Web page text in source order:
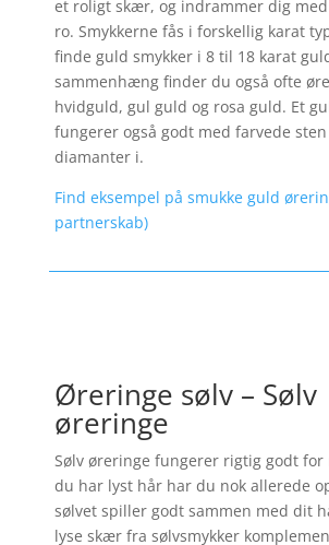
et roligt skær, og indrammer dig med
ro. Smykkerne fås i forskellig karat
finde guld smykker i 8 til 18 karat
sammenhæng finder du også ofte
hvidguld, gul guld og rosa guld. Et
fungerer også godt med farvede
diamanter i.
Find eksempel på smukke guld
partnerskab)
Øreringe sølv – Sølv
øreringe
Sølv øreringe fungerer rigtig godt for
du har lyst hår har du nok allerede
sølvet spiller godt sammen med dit
lyse skær fra sølvsmykker